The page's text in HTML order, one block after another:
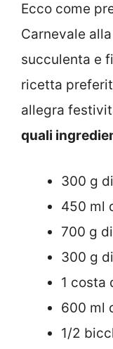
Ecco come
Carnevale
succulenta e
ricetta
allegra
quali
300 g
450 ml
700 g
300 g
1 costa
600 ml
1/2